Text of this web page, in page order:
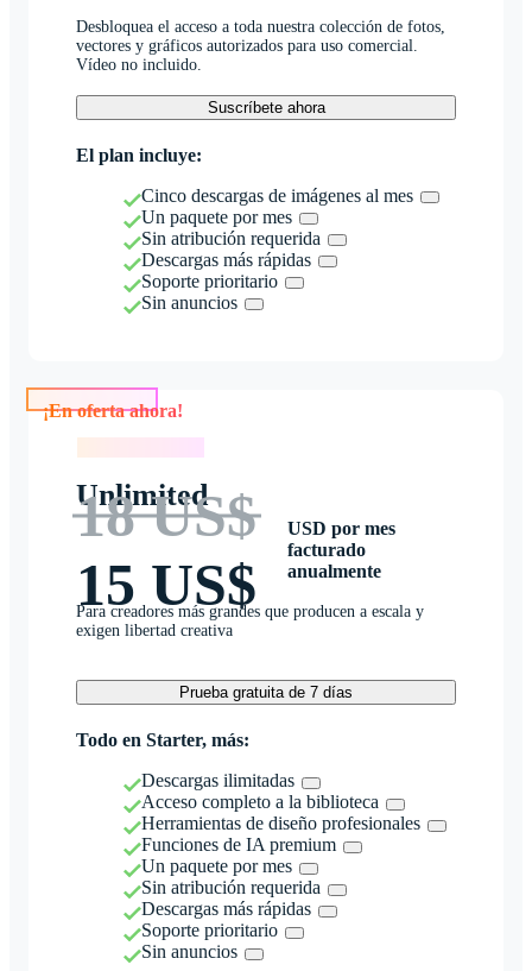
Desbloquea el acceso a toda nuestra colección de fotos,
vectores y gráficos autorizados para uso comercial.
Vídeo no incluido.
Suscríbete ahora
El plan incluye:
Cinco descargas de imágenes al mes
Un paquete por mes
Sin atribución requerida
Descargas más rápidas
Soporte prioritario
Sin anuncios
Unlimited
18 US$
15 US$
USD por mes
facturado
anualmente
Para creadores más grandes que producen a escala y
exigen libertad creativa
Prueba gratuita de 7 días
Todo en Starter, más:
Descargas ilimitadas
Acceso completo a la biblioteca
Herramientas de diseño profesionales
Funciones de IA premium
Un paquete por mes
Sin atribución requerida
Descargas más rápidas
Soporte prioritario
Sin anuncios